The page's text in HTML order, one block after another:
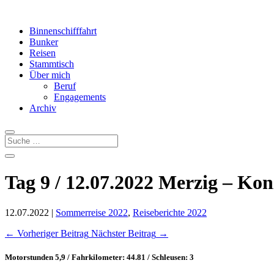
Binnenschifffahrt
Bunker
Reisen
Stammtisch
Über mich
Beruf
Engagements
Archiv
Tag 9 / 12.07.2022 Merzig –
12.07.2022 | Sommerreise 2022, Reiseberichte 2022
← Vorheriger Beitrag Nächster Beitrag →
Motorstunden 5,9 / Fahrkilometer: 44.81 / Schleusen: 3